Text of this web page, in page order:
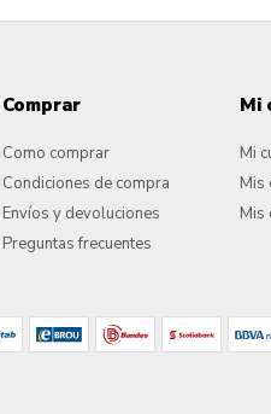
Comprar
Como comprar
Condiciones de compra
Envíos y devoluciones
Preguntas frecuentes
Mi
Mi
Mis
Mis